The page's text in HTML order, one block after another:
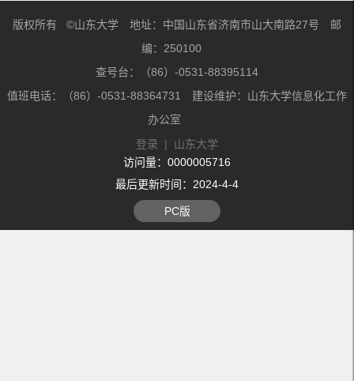
版权所有 ©山东大学 地址：中国山东省济南市山大南路27号 邮
编：250100
查号台：（86）-0531-88395114
值班电话：（86）-0531-88364731 建设维护：山东大学信息化工作
办公室
登录 | 山东大学
访问量： 0000005716
最后更新时间： 2024-4-4
PC版